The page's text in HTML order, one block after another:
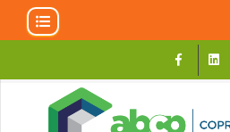
content